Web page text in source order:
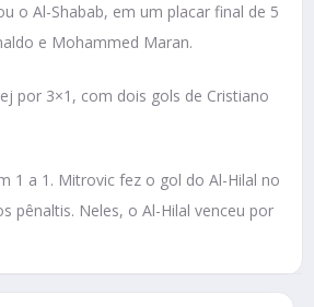
o Al-Shabab, em um placar final de 5
e Mohammed Maran.
por 3×1, com dois gols de Cristiano
1 a 1. Mitrovic fez o gol do Al-Hilal no
pênaltis. Neles, o Al-Hilal venceu por